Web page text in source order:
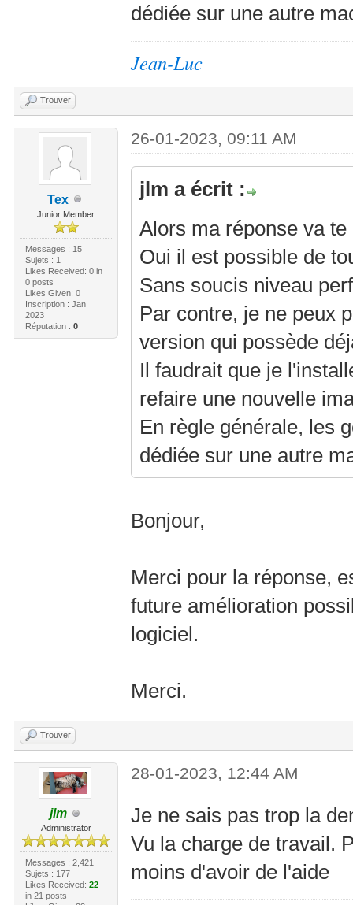
dédiée sur une autre
Jean-Luc
Trouver
Tex
Junior Member
Messages : 15
Sujets : 1
Likes Received: 0in
0 posts
Likes Given: 0
Inscription : Jan
2023
Réputation : 0
26-01-2023, 09:11 AM
jlm a écrit :
Alors ma réponse va te
Oui il est possible de
Sans soucis niveau
Par contre, je ne peux
version qui possède
Il faudrait que je
refaire une nouvelle
En règle générale, les
dédiée sur une autre
Bonjour,
Merci pour la réponse,
future amélioration
logiciel.
Merci.
Trouver
jlm
Administrator
Messages : 2,421
Sujets : 177
Likes Received: 22
in 21 posts
28-01-2023, 12:44 AM
Je ne sais pas trop la
Vu la charge de travail.
moins d'avoir de l'aide